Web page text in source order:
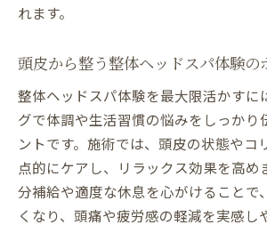
果
徴
整体とヘッドスパを選ぶポイン
整体とヘッドスパ選びで重
ト解説
頭痛対策に最適な整体院・
れます。
頭皮から整う整体ヘッドスパ体験の
整体ヘッドスパ体験を最大限活かすに
グで体調や生活習慣の悩みをしっかり
ントです。施術では、頭皮の状態やコ
点的にケアし、リラックス効果を高め
分補給や適度な休息を心がけることで
くなり、頭痛や疲労感の軽減を実感し